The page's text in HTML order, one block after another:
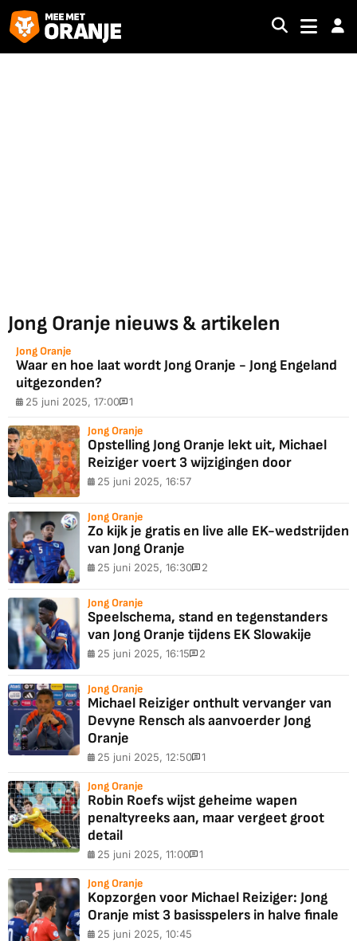
Jong Oranje nieuws & artikelen
Jong Oranje
Waar en hoe laat wordt Jong Oranje - Jong Engeland
uitgezonden?
25 juni 2025, 17:00 1
Jong Oranje
Opstelling Jong Oranje lekt uit, Michael
Reiziger voert 3 wijzigingen door
25 juni 2025, 16:57
Jong Oranje
Zo kijk je gratis en live alle EK-wedstrijden
van Jong Oranje
25 juni 2025, 16:30 2
Jong Oranje
Speelschema, stand en tegenstanders
van Jong Oranje tijdens EK Slowakije
25 juni 2025, 16:15 2
Jong Oranje
Michael Reiziger onthult vervanger van
Devyne Rensch als aanvoerder Jong
Oranje
25 juni 2025, 12:50 1
Jong Oranje
Robin Roefs wijst geheime wapen
penaltyreeks aan, maar vergeet groot
detail
25 juni 2025, 11:00 1
Jong Oranje
Kopzorgen voor Michael Reiziger: Jong
Oranje mist 3 basisspelers in halve finale
25 juni 2025, 10:45